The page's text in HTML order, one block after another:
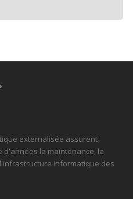
externalisée assurent
la maintenance, la
informatique des